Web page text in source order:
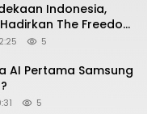
Indonesia,
The Freedom
5
AI Pertama Samsung
5